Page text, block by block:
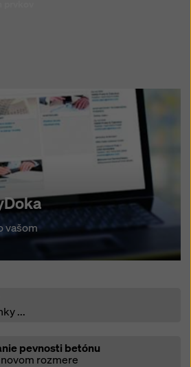
vašom
projekte online.
...
pevnosti betónu
rozmere